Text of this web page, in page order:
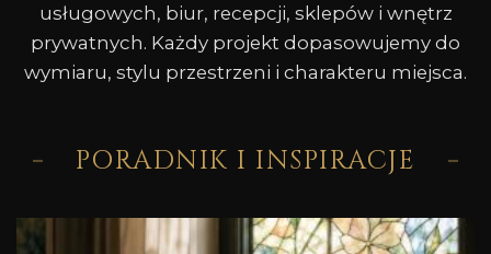
usługowych, biur, recepcji, sklepów i wnętrz
prywatnych. Każdy projekt dopasowujemy do
wymiaru, stylu przestrzeni i charakteru miejsca.
PORADNIK I INSPIRACJE